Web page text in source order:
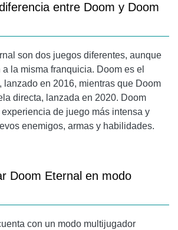
entre Doom y Doom
son dos juegos diferentes, aunque
la misma franquicia. Doom es el
lanzado en 2016, mientras que Doom
directa, lanzada en 2020. Doom
de juego más intensa y
enemigos, armas y habilidades.
Doom Eternal en modo
con un modo multijugador